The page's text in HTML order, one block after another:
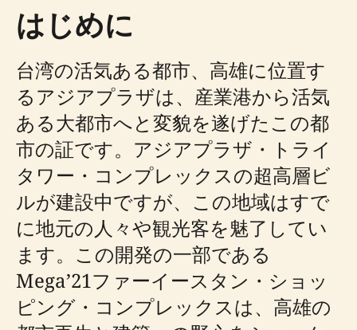
はじめに
台湾の活気ある都市、高雄に位置す
るアジアプラザは、産業港から活気
ある大都市へと変貌を遂げたこの都
市の証です。アジアプラザ・トライ
タワー・コンプレックスの超高層ビ
ルが建設中ですが、この地域はすで
に地元の人々や観光客を魅了してい
ます。この開発の一部である
Mega’21ファーイースタン・ショッ
ピング・コンプレックスは、高雄の